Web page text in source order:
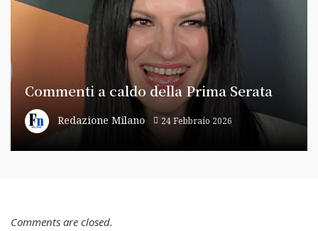
Commenti a caldo della Prima Serata
Redazione Milano 24 Febbraio 2026
Comments are closed.